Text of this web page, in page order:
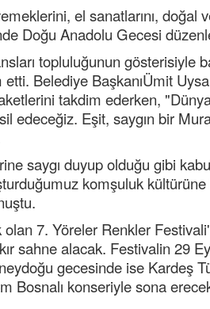
el sanatlarını, doğal
Doğu Anadolu Gecesi
topluluğunun gösterisiyle
Belediye BaşkanıÜmit
takdim ederken,
edeceğiz. Eşit, saygın bir
saygı duyup olduğu gibi
komşuluk kültürüne
7. Yöreler Renkler
sahne alacak. Festivalin 29
gecesinde ise Kardeş
Bosnalı konseriyle sona